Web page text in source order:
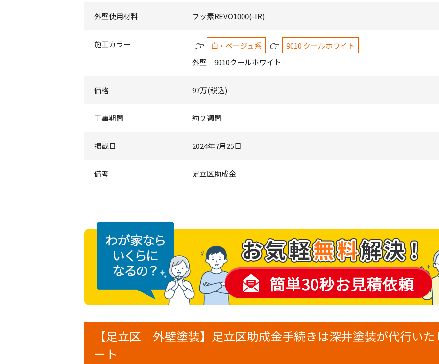
外壁使用材料 フッ素REVO1000(-IR)
施工カラー 白・ベージュ系
9010 クールホワイト
外壁 9010クールホワイト
価格 97万(税込)
工事期間 約２週間
掲載日 2024年7月25日
備考 足立区助成金
【足立区 外壁塗装】足立区助成金手続きは深井塗装が代行い
ート